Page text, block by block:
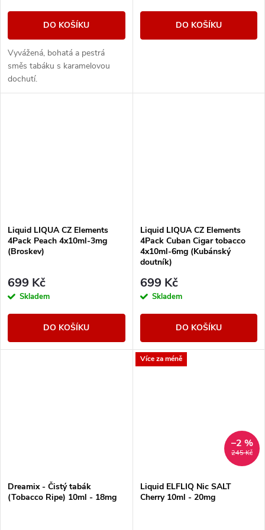
DO KOŠÍKU
Vyvážená, bohatá a pestrá
směs tabáku s karamelovou
dochutí.
DO KOŠÍKU
Liquid LIQUA CZ Elements
4Pack Peach 4x10ml-3mg
(Broskev)
699 Kč
Skladem
DO KOŠÍKU
Liquid LIQUA CZ Elements
4Pack Cuban Cigar tobacco
4x10ml-6mg (Kubánský
doutník)
699 Kč
Skladem
DO KOŠÍKU
Dreamix - Čistý tabák
(Tobacco Ripe) 10ml - 18mg
Více za méně
245 Kč
–2 %
Liquid ELFLIQ Nic SALT
Cherry 10ml - 20mg